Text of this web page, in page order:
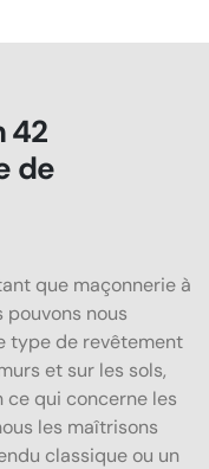
42
de
que maçonnerie à
pouvons nous
type de revêtement
et sur les sols,
ce qui concerne les
les maîtrisons
classique ou un